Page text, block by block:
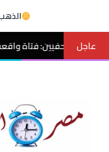
عاجل
أوبر ليست صحفية..